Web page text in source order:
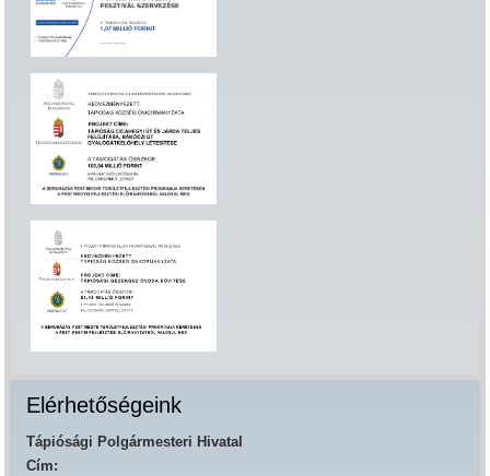
Elérhetőségeink
Tápiósági Polgármesteri Hivatal
Cím: